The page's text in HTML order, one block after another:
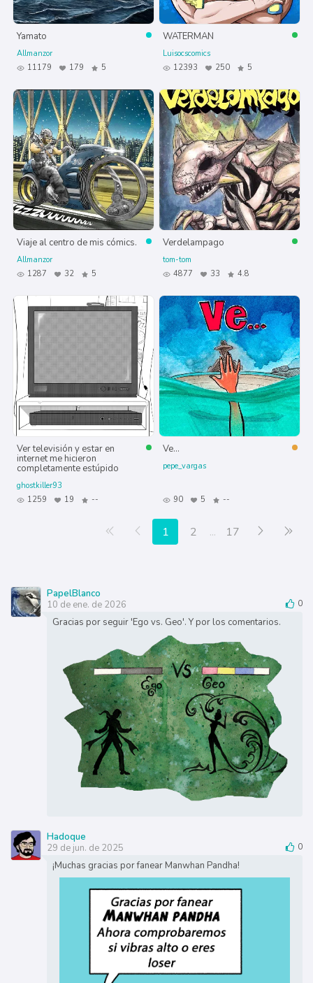
Yamato
Allmanzor
11179
179 5
WATERMAN
Luisocscomics
12393
250 5
Viaje al centro de mis cómics.
Allmanzor
1287
32 5
Verdelampago
tom-tom
4877
33 4.8
Ver televisión y estar en
internet me hicieron
completamente estúpido
ghostkiller93
1259
19 --
Ve...
pepe_vargas
90 5 --
Primera página
Anterior
1 2 ... 17 Siguiente
PapelBlanco
10 de ene. de 2026
0
Gracias por seguir 'Ego vs. Geo'. Y por los comentarios.
Hadoque
29 de jun. de 2025
0
¡Muchas gracias por fanear Manwhan Pandha!